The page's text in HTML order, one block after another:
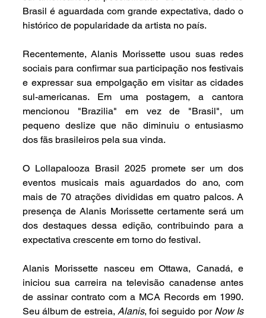
Brasil é aguardada com grande expectativa, dado o
histórico de popularidade da artista no país.
Recentemente, Alanis Morissette usou suas redes
sociais para confirmar sua participação nos festivais
e expressar sua empolgação em visitar as cidades
sul-americanas. Em uma postagem, a cantora
mencionou "Brazilia" em vez de "Brasil", um
pequeno deslize que não diminuiu o entusiasmo
dos fãs brasileiros pela sua vinda.
O Lollapalooza Brasil 2025 promete ser um dos
eventos musicais mais aguardados do ano, com
mais de 70 atrações divididas em quatro palcos. A
presença de Alanis Morissette certamente será um
dos destaques dessa edição, contribuindo para a
expectativa crescente em torno do festival.
Alanis Morissette nasceu em Ottawa, Canadá, e
iniciou sua carreira na televisão canadense antes
de assinar contrato com a MCA Records em 1990.
Seu álbum de estreia, Alanis, foi seguido por Now Is